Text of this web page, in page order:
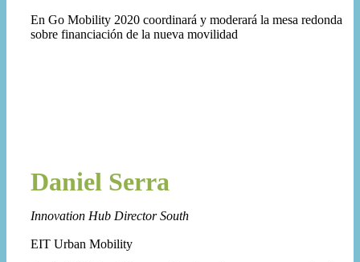
En Go Mobility 2020 coordinará y moderará la mesa redonda
sobre financiación de la nueva movilidad
Daniel Serra
Innovation Hub Director South
EIT Urban Mobility